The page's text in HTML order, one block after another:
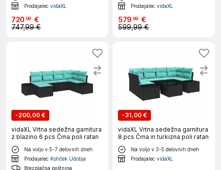
Prodajalec vidaXL
720 99 €
747,99 €
Prodajalec vidaXL
579 99 €
599,99 €
-200,00 €
vidaXL Vrtna sedežna garnitura
z blazino 6 pcs Črna poli ratan
Na voljo v 5-7 delovnih dneh
Prodajalec Kotiček Udobja
Brezplačna poštnina
-31,00 €
vidaXL Vrtna sedežna garnitura
8 pcs Črna in turkizna poli ratan
Na voljo v 3-5 delovnih dneh
Prodajalec vidaXL